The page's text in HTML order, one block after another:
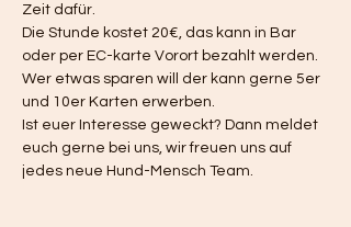
Zeit dafür.
Die Stunde kostet 20€, das kann in Bar
oder per EC-karte Vorort bezahlt werden.
Wer etwas sparen will der kann gerne 5er
und 10er Karten erwerben.
Ist euer Interesse geweckt? Dann meldet
euch gerne bei uns, wir freuen uns auf
jedes neue Hund-Mensch Team.